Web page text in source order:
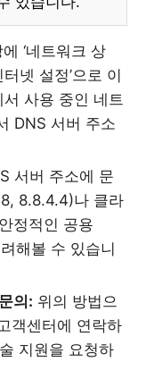
‘네트워크 상
넷 설정’으로 이
서 사용 중인 네트
DNS 서버 주소
서버 주소에 문
8.8.4.4)나 클라
정적인 공용
해볼 수 있습니
의: 위의 방법으
객센터에 연락하
지원을 요청하